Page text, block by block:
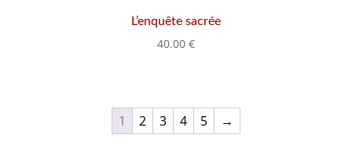
L’enquête sacrée
40.00 €
1 2 3 4 5 →